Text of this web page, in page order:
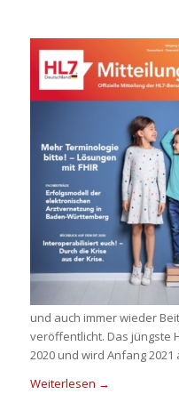
und auch immer wieder
veröffentlicht. Das jüngste
2020 und wird Anfang
Weiterlesen →